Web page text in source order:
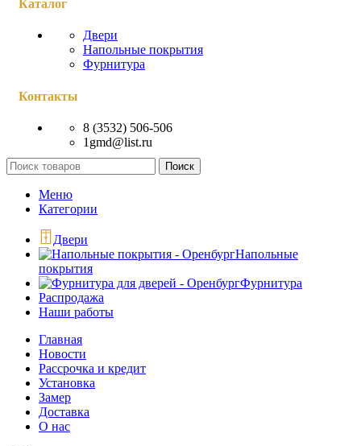
Каталог
Двери
Напольные покрытия
Фурнитура
Контакты
8 (3532) 506-506
1gmd@list.ru
Поиск
Меню
Категории
Двери
Напольные
покрытия
Фурнитура
Распродажа
Наши работы
Главная
Новости
Рассрочка и кредит
Установка
Замер
Доставка
О нас